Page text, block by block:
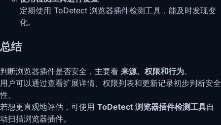
定期使用 ToDetect 浏览器插件检测工具，能及时发现变
化。
总结
判断浏览器插件是否安全，主要看 来源、权限和行为。
用户可以通过查看扩展详情、权限列表和更新记录初步判断安全
性。
若想更直观地评估，可使用 ToDetect 浏览器插件检测工具自
动扫描浏览器插件。